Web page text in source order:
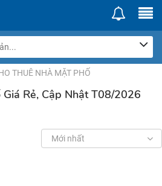
THUÊ NHÀ MẶT PHỐ
Rẻ, Cập Nhật T08/2026
Mới nhất